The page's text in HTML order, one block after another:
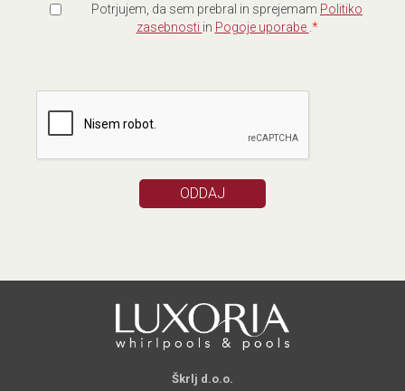
Potrjujem, da sem prebral in sprejemam Politiko
zasebnosti in Pogoje uporabe *
Škrlj d.o.o.